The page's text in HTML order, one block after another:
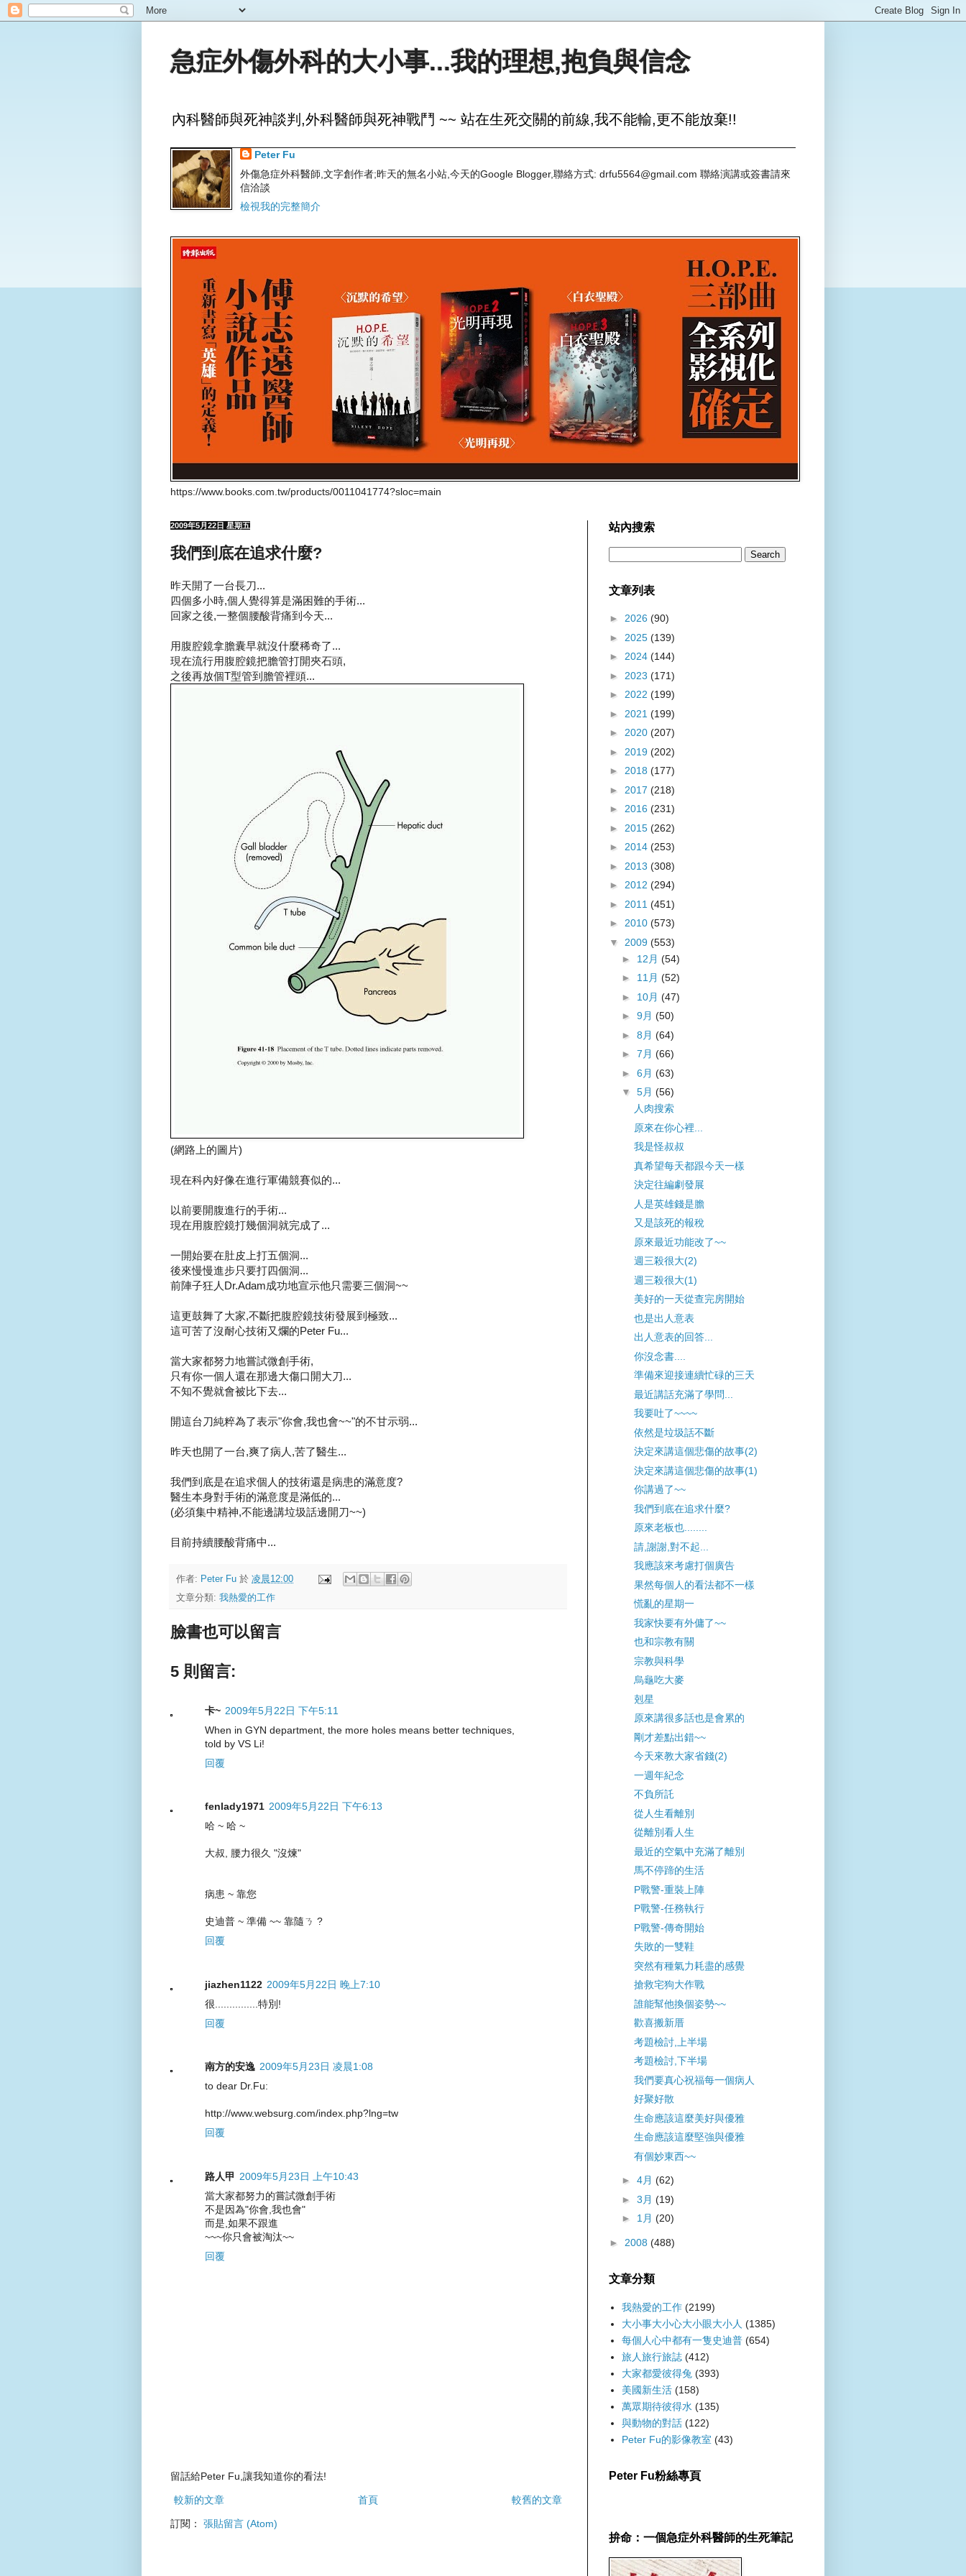
急症外傷外科的大小事...我的理想,抱負與信念
內科醫師與死神談判,外科醫師與死神戰鬥 ~~ 站在生死交關的前線,我不能輸,更不能放棄!!
Peter Fu
外傷急症外科醫師,文字創作者;昨天的無名小站,今天的Google Blogger,聯絡方式: drfu5564@gmail.com 聯絡演講或簽書請來
信洽談
檢視我的完整簡介
https://www.books.com.tw/products/0011041774?sloc=main
2009年5月22日 星期五
我們到底在追求什麼?
昨天開了一台長刀...
四個多小時,個人覺得算是滿困難的手術...
回家之後,一整個腰酸背痛到今天...
用腹腔鏡拿膽囊早就沒什麼稀奇了...
現在流行用腹腔鏡把膽管打開夾石頭,
之後再放個T型管到膽管裡頭...
(網路上的圖片)
現在科內好像在進行軍備競賽似的...
以前要開腹進行的手術...
現在用腹腔鏡打幾個洞就完成了...
一開始要在肚皮上打五個洞...
後來慢慢進步只要打四個洞...
前陣子狂人Dr.Adam成功地宣示他只需要三個洞~~
這更鼓舞了大家,不斷把腹腔鏡技術發展到極致...
這可苦了沒耐心技術又爛的Peter Fu...
當大家都努力地嘗試微創手術,
只有你一個人還在那邊大傷口開大刀...
不知不覺就會被比下去...
開這台刀純粹為了表示"你會,我也會~~"的不甘示弱...
昨天也開了一台,爽了病人,苦了醫生...
我們到底是在追求個人的技術還是病患的滿意度?
醫生本身對手術的滿意度是滿低的...
(必須集中精神,不能邊講垃圾話邊開刀~~)
目前持續腰酸背痛中...
作者: Peter Fu 於 凌晨12:00
文章分類: 我熱愛的工作
臉書也可以留言
5 則留言:
卡~ 2009年5月22日 下午5:11
When in GYN department, the more holes means better techniques,
told by VS Li!
回覆
fenlady1971 2009年5月22日 下午6:13
哈 ~ 哈 ~
大叔, 腰力很久 "沒煉"
病患 ~ 靠您
史迪普 ~ 準備 ~~ 靠隨ㄋ ?
回覆
jiazhen1122 2009年5月22日 晚上7:10
很...............特別!
回覆
南方的安逸 2009年5月23日 凌晨1:08
to dear Dr.Fu:
http://www.websurg.com/index.php?lng=tw
回覆
路人甲 2009年5月23日 上午10:43
當大家都努力的嘗試微創手術
不是因為"你會,我也會"
而是,如果不跟進
~~~你只會被淘汰~~
回覆
留話給Peter Fu,讓我知道你的看法!
較新的文章 較舊的文章
首頁
訂閱： 張貼留言 (Atom)
站內搜索
文章列表
► 2026 (90)
► 2025 (139)
► 2024 (144)
► 2023 (171)
► 2022 (199)
► 2021 (199)
► 2020 (207)
► 2019 (202)
► 2018 (177)
► 2017 (218)
► 2016 (231)
► 2015 (262)
► 2014 (253)
► 2013 (308)
► 2012 (294)
► 2011 (451)
► 2010 (573)
▼ 2009 (553)
► 12月 (54)
► 11月 (52)
► 10月 (47)
► 9月 (50)
► 8月 (64)
► 7月 (66)
► 6月 (63)
▼ 5月 (56)
人肉搜索
原來在你心裡...
我是怪叔叔
真希望每天都跟今天一樣
決定往編劇發展
人是英雄錢是膽
又是該死的報稅
原來最近功能改了~~
週三殺很大(2)
週三殺很大(1)
美好的一天從查完房開始
也是出人意表
出人意表的回答...
你沒念書....
準備來迎接連續忙碌的三天
最近講話充滿了學問...
我要吐了~~~~
依然是垃圾話不斷
決定來講這個悲傷的故事(2)
決定來講這個悲傷的故事(1)
你講過了~~
我們到底在追求什麼?
原來老板也........
請,謝謝,對不起...
我應該來考慮打個廣告
果然每個人的看法都不一樣
慌亂的星期一
我家快要有外傭了~~
也和宗教有關
宗教與科學
烏龜吃大麥
剋星
原來講很多話也是會累的
剛才差點出錯~~
今天來教大家省錢(2)
一週年紀念
不負所託
從人生看離別
從離別看人生
最近的空氣中充滿了離別
馬不停蹄的生活
P戰警-重裝上陣
P戰警-任務執行
P戰警-傳奇開始
失敗的一雙鞋
突然有種氣力耗盡的感覺
搶救宅狗大作戰
誰能幫他換個姿勢~~
歡喜搬新厝
考題檢討,上半場
考題檢討,下半場
我們要真心祝福每一個病人
好聚好散
生命應該這麼美好與優雅
生命應該這麼堅強與優雅
有個妙東西~~
► 4月 (62)
► 3月 (19)
► 1月 (20)
► 2008 (488)
文章分類
我熱愛的工作 (2199)
大小事大小心大小眼大小人 (1385)
每個人心中都有一隻史迪普 (654)
旅人旅行旅誌 (412)
大家都愛彼得兔 (393)
美國新生活 (158)
萬眾期待彼得水 (135)
與動物的對話 (122)
Peter Fu的影像教室 (43)
Peter Fu粉絲專頁
拚命：一個急症外科醫師的生死筆記